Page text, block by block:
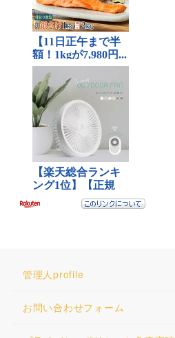
管理人profile
お問い合わせフォーム